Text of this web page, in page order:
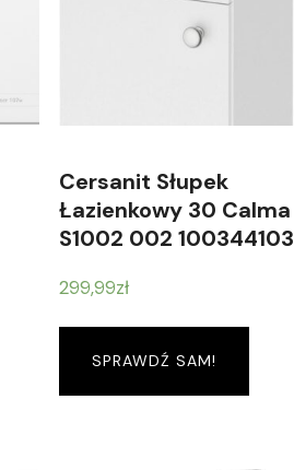
Cersanit Słupek
Łazienkowy 30 Calma
S1002 002 100344103
299,99zł
SPRAWDŹ SAM!